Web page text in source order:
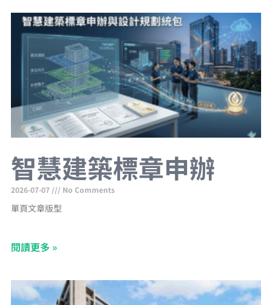
智慧建築標章申辦
2026-07-07 No Comments
單頁文章版型
閱讀更多 »